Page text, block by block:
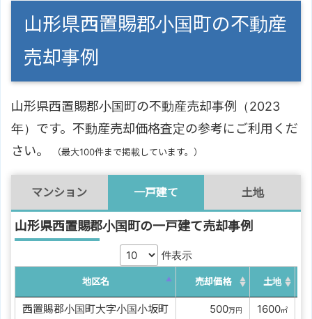
山形県西置賜郡小国町の不動産
売却事例
山形県西置賜郡小国町の不動産売却事例（2023
年）です。不動産売却価格査定の参考にご利用くだ
さい。
（最大100件まで掲載しています。）
マンション 一戸建て 土地
山形県西置賜郡小国町の一戸建て売却事例
件表示
地区名 売却価格 土地
西置賜郡小国町大字小国小坂町 500万円 1600㎡